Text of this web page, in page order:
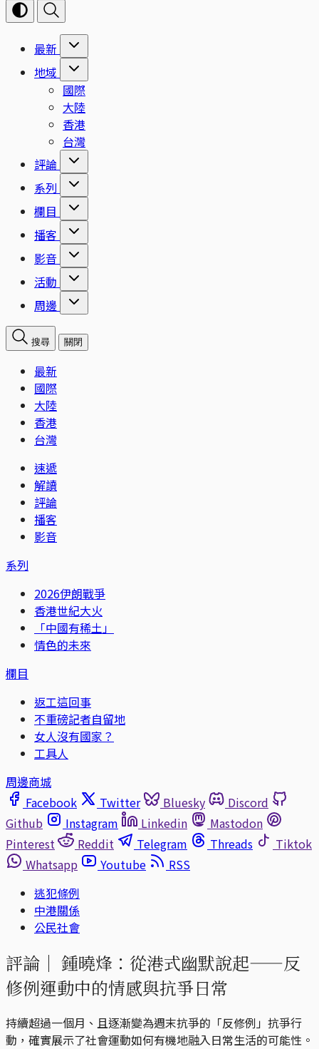
最新
地域
國際
大陸
香港
台灣
評論
系列
欄目
播客
影音
活動
周邊
搜尋 關閉
最新
國際
大陸
香港
台灣
速遞
解讀
評論
播客
影音
系列
2026伊朗戰爭
香港世紀大火
「中國有稀土」
情色的未來
欄目
返工這回事
不重磅記者自留地
女人沒有國家？
工具人
周邊商城
Facebook
Twitter Bluesky
Discord
Github
Instagram Linkedin
Mastodon
Pinterest
Reddit Telegram Threads
Tiktok
Whatsapp
Youtube
RSS
逃犯條例
中港關係
公民社會
評論｜ 鍾曉烽：從港式幽默說起——反
修例運動中的情感與抗爭日常
持續超過一個月、且逐漸變為週末抗爭的「反修例」抗爭行
動，確實展示了社會運動如何有機地融入日常生活的可能性。